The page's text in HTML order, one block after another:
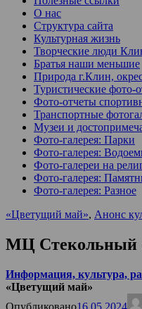
О нас
Структура сайта
Культурная жизнь
Творческие люди
Братья наши меньшие
Природа г.Клин,
Туристические фото-
Фото-отчеты
Транспортные
Музеи и
Фото-галерея: Парки
Фото-галерея:
Фото-галереи на
Фото-галерея:
Фото-галерея: Разное
«Цветущий май», Анонс
МЦ Стекольный
Информация, культура,
«Цветущий май»
Опубликовано16.05.2024